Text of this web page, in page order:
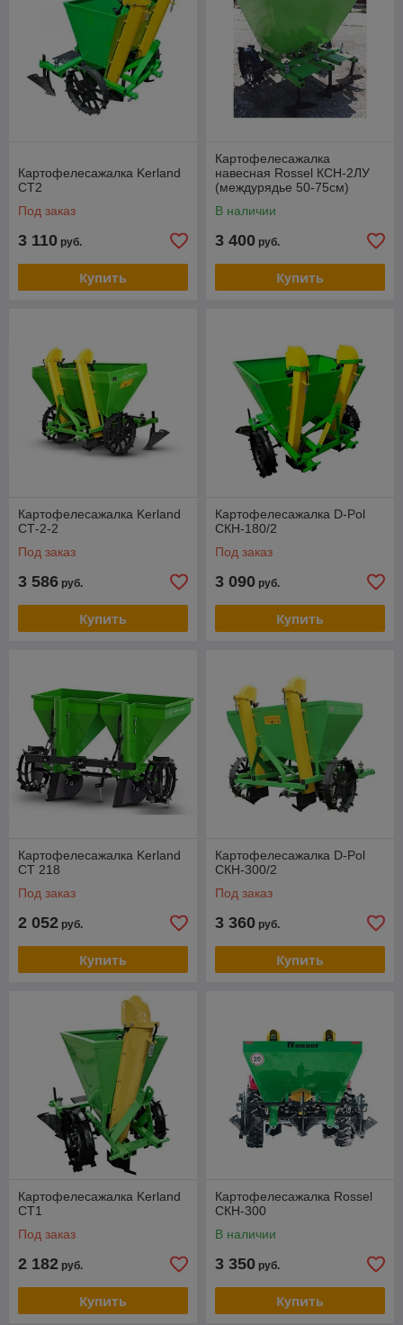
Картофелесажалка Kerland
СТ2
Под заказ
3 110 руб.
Купить
Картофелесажалка
навесная Rossel КСН-2ЛУ
(междурядье 50-75см)
В наличии
3 400 руб.
Купить
Картофелесажалка Kerland
СТ-2-2
Под заказ
3 586 руб.
Купить
Картофелесажалка D-Pol
СКН-180/2
Под заказ
3 090 руб.
Купить
Картофелесажалка Kerland
CT 218
Под заказ
2 052 руб.
Купить
Картофелесажалка D-Pol
СКН-300/2
Под заказ
3 360 руб.
Купить
Картофелесажалка Kerland
CT1
Под заказ
2 182 руб.
Купить
Картофелесажалка Rossel
СКН-300
В наличии
3 350 руб.
Купить